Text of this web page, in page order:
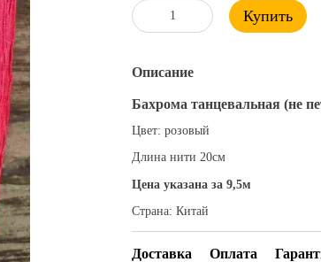
Купить
Описание
Бахрома танцевальная (не
Цвет: розовый
Длина нити 20см
Цена указана за 9,5м
Страна: Китай
Доставка Оплата